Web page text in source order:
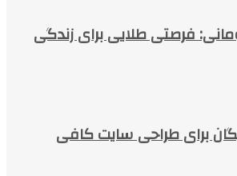
فرصتی طلایی برای زندگی
برای طراحی سایت کافی